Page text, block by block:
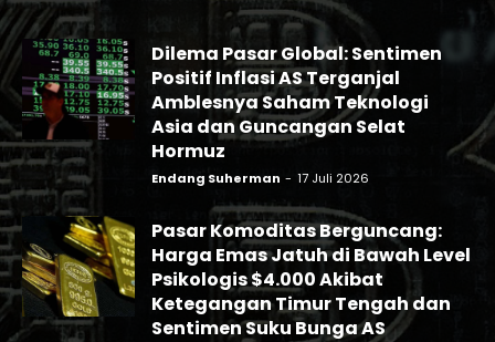
Dilema Pasar Global: Sentimen
Positif Inflasi AS Terganjal
Amblesnya Saham Teknologi
Asia dan Guncangan Selat
Hormuz
Endang Suherman - 17 Juli 2026
Pasar Komoditas Berguncang:
Harga Emas Jatuh di Bawah Level
Psikologis $4.000 Akibat
Ketegangan Timur Tengah dan
Sentimen Suku Bunga AS